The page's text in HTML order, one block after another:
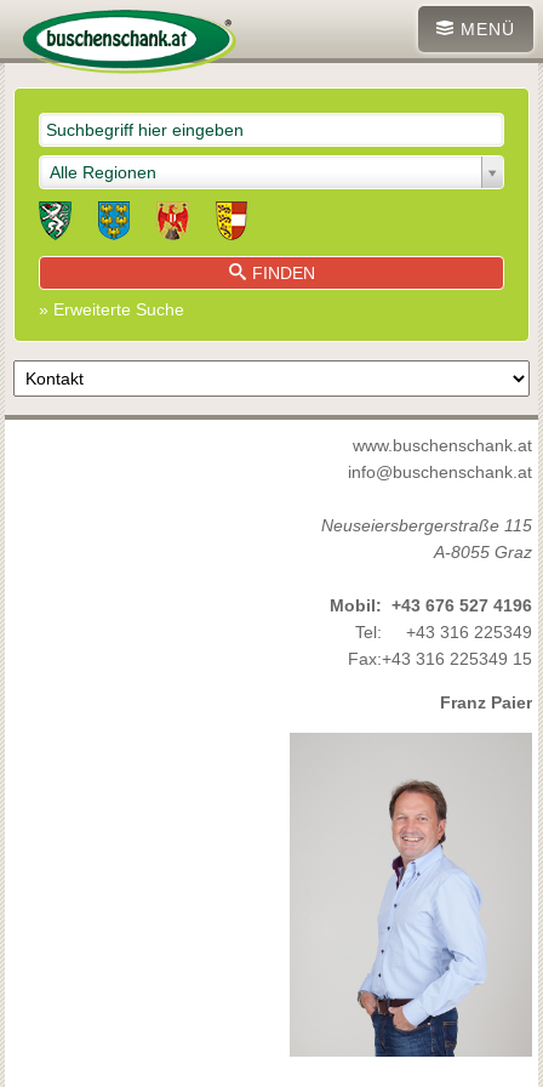
MENÜ
Alle Regionen
FINDEN
» Erweiterte Suche
www.buschenschank.at
info@buschenschank.at
Neuseiersbergerstraße 115
A-8055 Graz
Mobil: +43 676 527 4196
Tel:
+43 316 225349
Fax:+43 316 225349 15
Franz Paier